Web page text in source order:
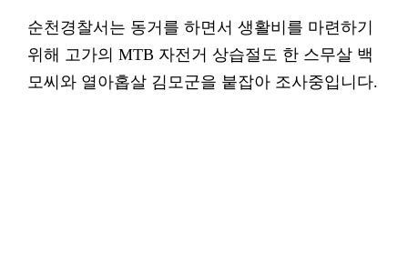
순천경찰서는 동거를 하면서 생활비를 마련하기
위해 고가의 MTB 자전거 상습절도 한 스무살 백
모씨와 열아홉살 김모군을 붙잡아 조사중입니다.